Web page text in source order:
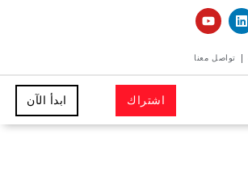
تواصل معنا
اشتراك ابدأ الآن